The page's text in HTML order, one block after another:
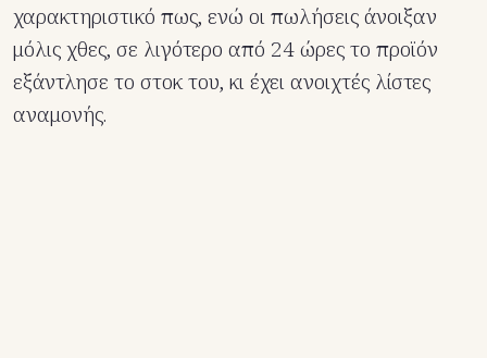
χαρακτηριστικό πως, ενώ οι πωλήσεις άνοιξαν
μόλις χθες, σε λιγότερο από 24 ώρες το προϊόν
εξάντλησε το στοκ του, κι έχει ανοιχτές λίστες
αναμονής.